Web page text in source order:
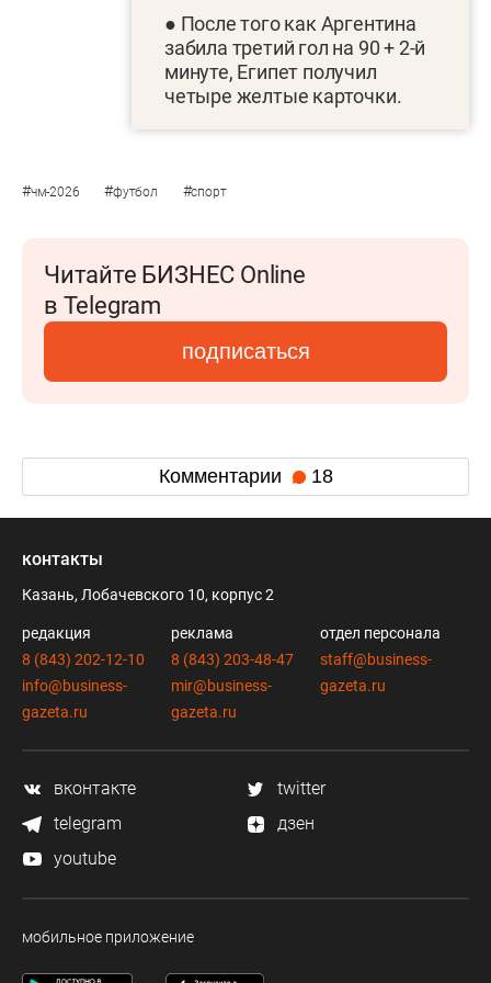
● После того как Аргентина
забила третий гол на 90 + 2-й
минуте, Египет получил
четыре желтые карточки.
#чм-2026 #футбол #спорт
Читайте БИЗНЕС Online
в Telegram
подписаться
Комментарии 18
контакты
Казань, Лобачевского 10, корпус 2
редакция
8 (843) 202-12-10
info@business-
gazeta.ru
реклама
8 (843) 203-48-47
mir@business-
gazeta.ru
отдел персонала
staff@business-
gazeta.ru
вконтакте
twitter
telegram
дзен
youtube
мобильное приложение